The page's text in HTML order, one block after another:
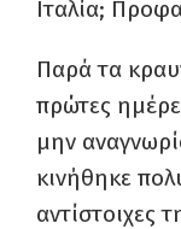
Ιταλία;
Παρά τα
πρώτες
μην
κινήθηκε
αντίστοιχες